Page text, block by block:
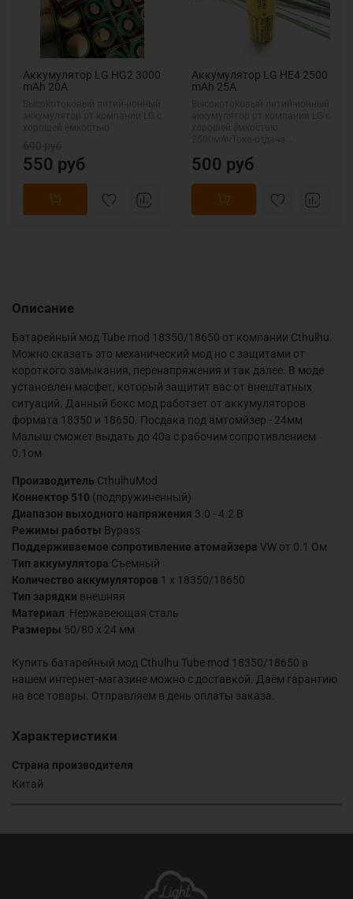
Аккумулятор LG HG2 3000
mAh 20A
550 руб
Аккумулятор LG HE4 2500
mAh 25A
500 руб
Описание
Батарейный мод Tube mod 18350/18650 от компании Cthulhu.
Можно сказать это механический мод но с защитами от
короткого замыкания, перенапряжения и так далее. В моде
установлен масфет, который защитит вас от внештатных
ситуаций. Данный бокс мод работает от аккумуляторов
формата 18350 и 18650. Посдака под амтомйзер - 24мм
Малыш сможет выдать до 40а с рабочим сопротивлением
0.1ом
Производитель CthulhuMod
Коннектор 510 (подпружиненный)
Диапазон выходного напряжения 3.0 - 4.2 В
Режимы работы Bypass
Поддерживаемое сопротивление атомайзера VW от 0.1 Ом
Тип аккумулятора Съемный
Количество аккумуляторов 1 х 18350/18650
Тип зарядки внешняя
Материал Нержавеющая сталь
Размеры 50/80 х 24 мм
Купить батарейный мод Cthulhu Tube mod 18350/18650 в
нашем интернет-магазине можно с доставкой. Даём гарантию
на все товары. Отправляем в день оплаты заказа.
Характеристики
Страна производителя
Китай